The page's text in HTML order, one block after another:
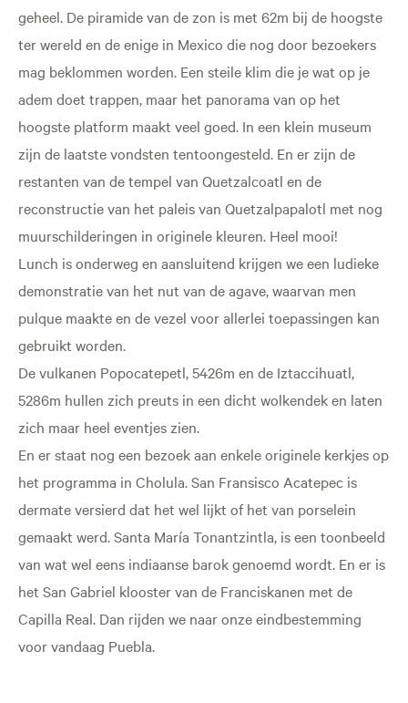
geheel. De piramide van de zon is met 62m bij de hoogste
ter wereld en de enige in Mexico die nog door bezoekers
mag beklommen worden. Een steile klim die je wat op je
adem doet trappen, maar het panorama van op het
hoogste platform maakt veel goed. In een klein museum
zijn de laatste vondsten tentoongesteld. En er zijn de
restanten van de tempel van Quetzalcoatl en de
reconstructie van het paleis van Quetzalpapalotl met nog
muurschilderingen in originele kleuren. Heel mooi!
Lunch is onderweg en aansluitend krijgen we een ludieke
demonstratie van het nut van de agave, waarvan men
pulque maakte en de vezel voor allerlei toepassingen kan
gebruikt worden.
De vulkanen Popocatepetl, 5426m en de Iztaccihuatl,
5286m hullen zich preuts in een dicht wolkendek en laten
zich maar heel eventjes zien.
En er staat nog een bezoek aan enkele originele kerkjes op
het programma in Cholula. San Fransisco Acatepec is
dermate versierd dat het wel lijkt of het van porselein
gemaakt werd. Santa María Tonantzintla, is een toonbeeld
van wat wel eens indiaanse barok genoemd wordt. En er is
het San Gabriel klooster van de Franciskanen met de
Capilla Real. Dan rijden we naar onze eindbestemming
voor vandaag Puebla.